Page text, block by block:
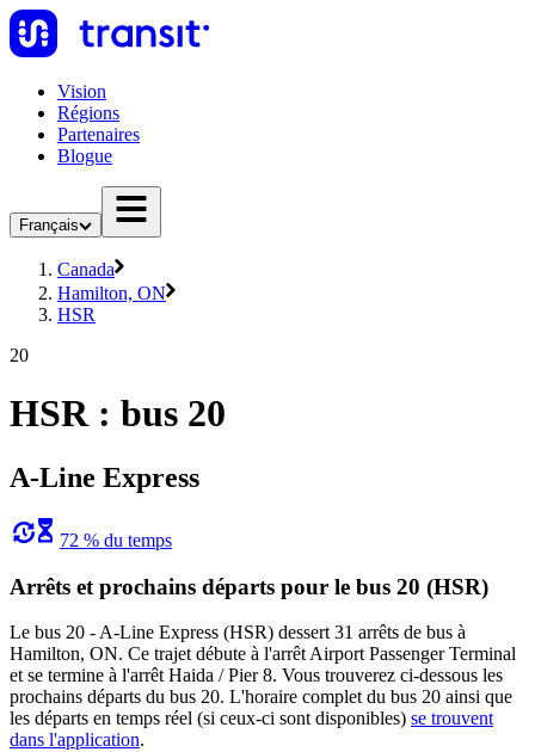
Vision
Régions
Partenaires
Blogue
Français
Canada
Hamilton, ON
HSR
20
HSR : bus 20
A-Line Express
72 % du temps
Arrêts et prochains départs pour le bus 20 (HSR)
Le bus 20 - A-Line Express (HSR) dessert 31 arrêts de bus à
Hamilton, ON. Ce trajet débute à l'arrêt Airport Passenger Terminal
et se termine à l'arrêt Haida / Pier 8. Vous trouverez ci-dessous les
prochains départs du bus 20. L'horaire complet du bus 20 ainsi que
les départs en temps réel (si ceux-ci sont disponibles) se trouvent
dans l'application.